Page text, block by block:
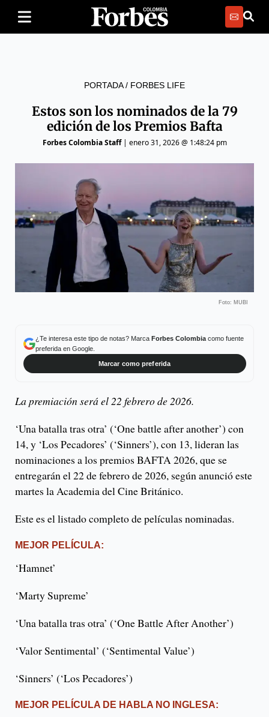
PORTADA/ FORBES LIFE
Estos son los nominados de la 79
edición de los Premios Bafta
Forbes Colombia Staff| enero 31, 2026 @ 1:48:24 pm
Foto: MUBI
¿Te interesa este tipo de notas? Marca Forbes Colombiacomo fuente
preferida en Google.
Marcar como preferida
La premiación será el 22 febrero de 2026.
‘Una batalla tras otra’ (‘One battle after another’) con
14, y ‘Los Pecadores’ (‘Sinners’), con 13, lideran las
nominaciones a los premios BAFTA 2026, que se
entregarán el 22 de febrero de 2026, según anunció este
martes la Academia del Cine Británico.
Este es el listado completo de películas nominadas.
MEJOR PELÍCULA:
‘Hamnet’
‘Marty Supreme’
‘Una batalla tras otra’ (‘One Battle After Another’)
‘Valor Sentimental’ (‘Sentimental Value’)
‘Sinners’ (‘Los Pecadores’)
MEJOR PELÍCULA DE HABLA NO INGLESA: